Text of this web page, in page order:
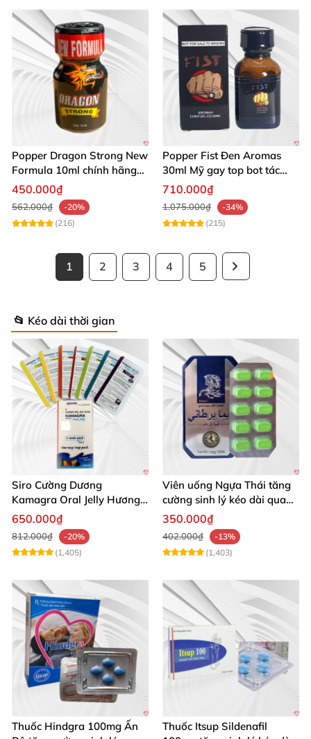
Popper Dragon Strong New
Formula 10ml chính hãng
Mỹ dành cho Top Bot
450.000₫
562.000₫
-20%
(216)
Popper Fist Đen Aromas
30ml Mỹ gay top bot tác
dụng mạnh
710.000₫
1.075.000₫
-34%
(215)
1 2 3 4 5
📂 Kéo dài thời gian
Siro Cường Dương
Kamagra Oral Jelly Hương
Trái Cây Một Hộp 7 Gói
650.000₫
812.000₫
-20%
(1,405)
Viên uống Ngựa Thái tăng
cường sinh lý kéo dài quan
hệ
350.000₫
402.000₫
-13%
(1,403)
Thuốc Hindgra 100mg Ấn
Thuốc Itsup Sildenafil